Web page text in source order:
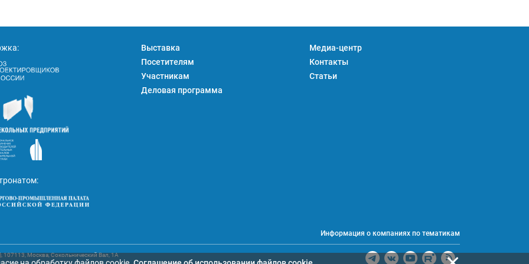
Выставка
Посетителям
Участникам
Деловая программа
Медиа-центр
Контакты
Статьи
Информация о компаниях по тематикам
Москва, Сокольнический Вал, 1А